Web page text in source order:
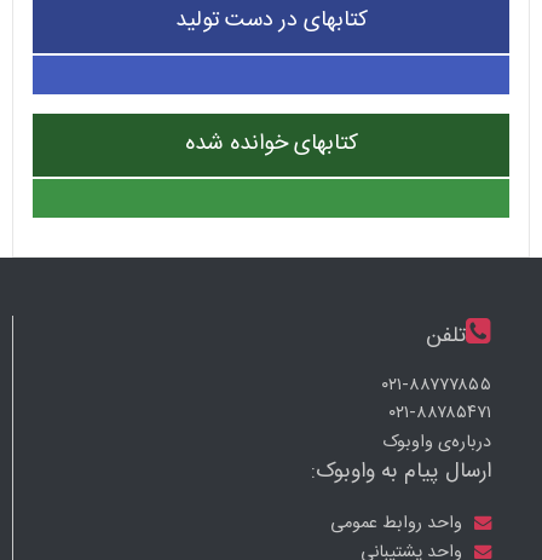
کتابهای در دست تولید
کتابهای خوانده شده
تلفن
۰۲۱-۸۸۷۷۷۸۵۵
۰۲۱-۸۸۷۸۵۴۷۱
درباره‌ی واوبوک
ارسال پیام به واوبوک:
واحد روابط عمومی
واحد پشتیبانی